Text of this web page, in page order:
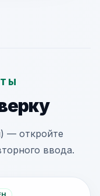
— откройте
ввода.